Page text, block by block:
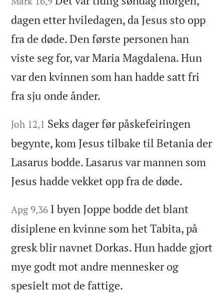
dagen etter hviledagen, da Jesus sto opp
fra de døde. Den første personen han
viste seg for, var Maria Magdalena. Hun
var den kvinnen som han hadde satt fri
fra sju onde ånder.
Joh 12,1 Seks dager før påskefeiringen
begynte, kom Jesus tilbake til Betania der
Lasarus bodde. Lasarus var mannen som
Jesus hadde vekket opp fra de døde.
Apg 9,36 I byen Joppe bodde det blant
disiplene en kvinne som het Tabita, på
gresk blir navnet Dorkas. Hun hadde gjort
mye godt mot andre mennesker og
spesielt mot de fattige.